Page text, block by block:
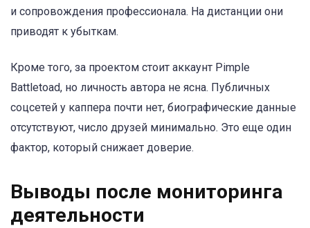
и сопровождения профессионала. На дистанции они
приводят к убыткам.
Кроме того, за проектом стоит аккаунт Pimple
Battletoad, но личность автора не ясна. Публичных
соцсетей у каппера почти нет, биографические данные
отсутствуют, число друзей минимально. Это еще один
фактор, который снижает доверие.
Выводы после мониторинга
деятельности